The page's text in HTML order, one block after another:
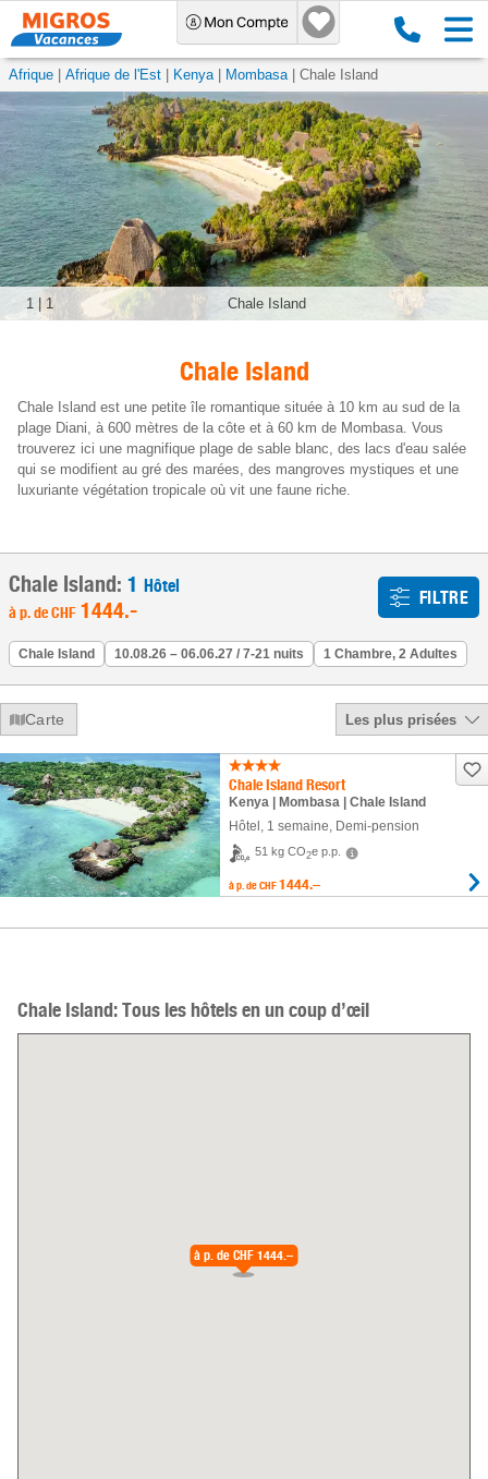
Afrique Afrique de l'Est Kenya Mombasa Chale Island
Chale Island
1 1
Chale Island
Chale Island est une petite île romantique située à 10 km au sud de la
plage Diani, à 600 mètres de la côte et à 60 km de Mombasa. Vous
trouverez ici une magnifique plage de sable blanc, des lacs d'eau salée
qui se modifient au gré des marées, des mangroves mystiques et une
luxuriante végétation tropicale où vit une faune riche.
Chale Island: 1 Hôtel
à p. deCHF 1444.- FILTRE
Chale Island 10.08.26 – 06.06.27 / 7-21 nuits 1 Chambre, 2 Adultes
Carte Les plus prisées
Chale Island Resort
Kenya | Mombasa | Chale Island
Hôtel , 1 semaine, Demi-pension
51 kg CO2e p.p.
à p. de CHF 1444.–
Chale Island: Tous les hôtels en un coup d’œil
à p. de CHF 1444.–
Chale Island - à bas prix chez Vacances Migros